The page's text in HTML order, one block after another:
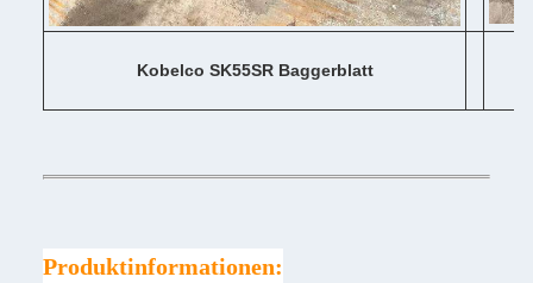
Kobelco SK55SR Baggerblatt
Produktinformationen: